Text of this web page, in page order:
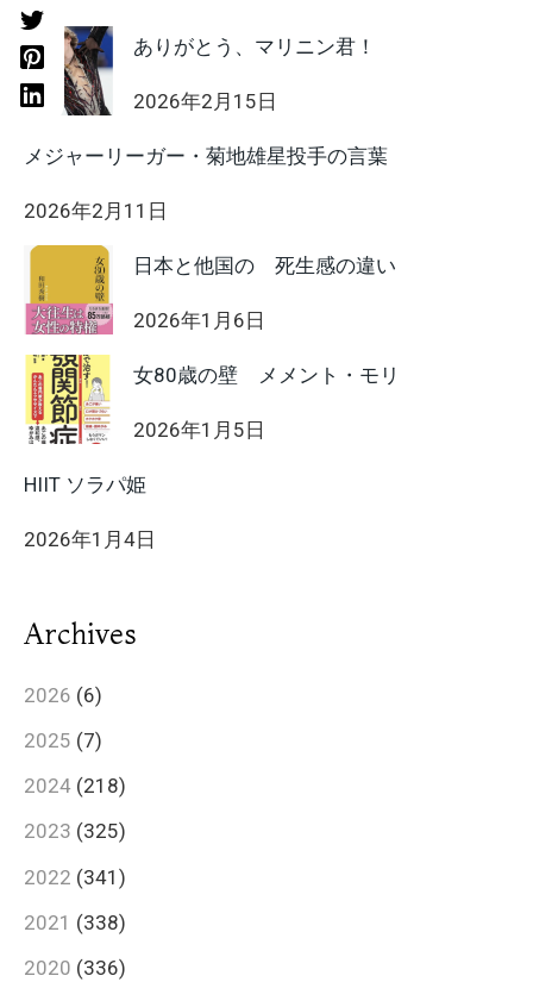
ありがとう、マリニン君！
2026年2月15日
メジャーリーガー・菊地雄星投手の言葉
2026年2月11日
日本と他国の 死生感の違い
2026年1月6日
女80歳の壁 メメント・モリ
2026年1月5日
HIIT ソラパ姫
2026年1月4日
Archives
2026 (6)
2025 (7)
2024 (218)
2023 (325)
2022 (341)
2021 (338)
2020 (336)